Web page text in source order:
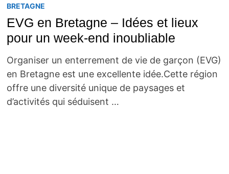
BRETAGNE
EVG en Bretagne – Idées et lieux
pour un week-end inoubliable
Organiser un enterrement de vie de garçon (EVG)
en Bretagne est une excellente idée.Cette région
offre une diversité unique de paysages et
d’activités qui séduisent …